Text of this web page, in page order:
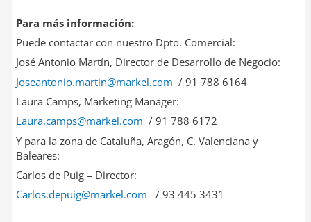
Para más información:
Puede contactar con nuestro Dpto. Comercial:
José Antonio Martín, Director de Desarrollo de Negocio:
Joseantonio.martin@markel.com / 91 788 6164
Laura Camps, Marketing Manager:
Laura.camps@markel.com / 91 788 6172
Y para la zona de Cataluña, Aragón, C. Valenciana y
Baleares:
Carlos de Puig – Director:
Carlos.depuig@markel.com / 93 445 3431